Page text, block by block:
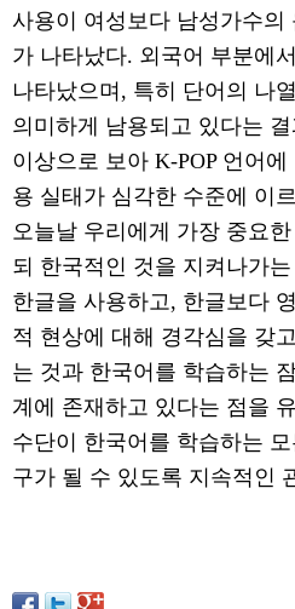
사용이 여성보다 남성가수의
가 나타났다. 외국어 부분에
나타났으며 , 특히 단어의 나열
의미하게 남용되고 있다는
이상으로 보아 K-POP 언어에
용 실태가 심각한 수준에 이
오늘날 우리에게 가장 중요
되 한국적인 것을 지켜나가
한글을 사용하고, 한글보다
적 현상에 대해 경각심을 갖
는 것과 한국어를 학습하는
계에 존재하고 있다는 점을
수단이 한국어를 학습하는
구가 될 수 있도록 지속적인